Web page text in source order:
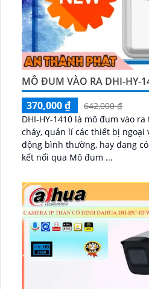
MÔ ĐUM VÀO RA DHI-HY-
370,000 ₫
642,000 ₫
DHI-HY-1410 là mô đum vào
cháy, quản lí các thiết bị ngoại
động bình thường, hay đang
kết nối qua Mô đum ...